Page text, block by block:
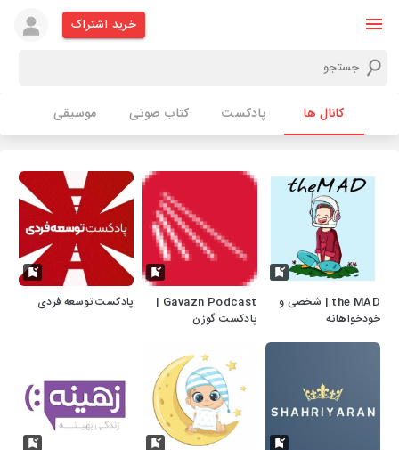
خرید اشتراک
کانال ها پادکست کتاب صوتی موسیقی
the MAD | شخصی و
خودخواهانه
Gavazn Podcast |
پادکست گوزن
پادکست توسعه فردی